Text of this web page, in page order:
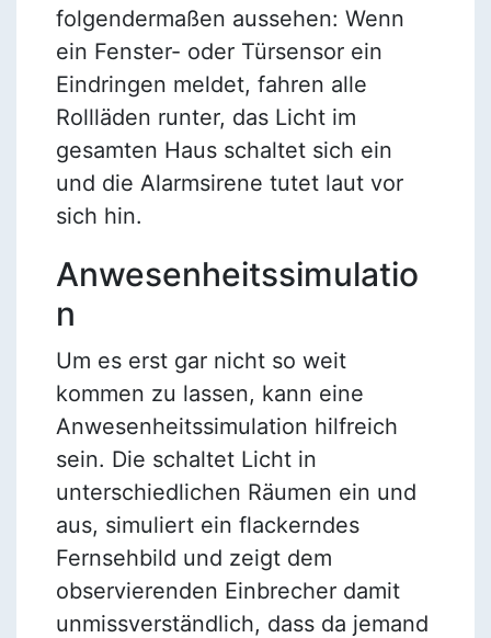
folgendermaßen aussehen: Wenn
ein Fenster- oder Türsensor ein
Eindringen meldet, fahren alle
Rollläden runter, das Licht im
gesamten Haus schaltet sich ein
und die Alarmsirene tutet laut vor
sich hin.
Anwesenheitssimulatio
n
Um es erst gar nicht so weit
kommen zu lassen, kann eine
Anwesenheitssimulation hilfreich
sein. Die schaltet Licht in
unterschiedlichen Räumen ein und
aus, simuliert ein flackerndes
Fernsehbild und zeigt dem
observierenden Einbrecher damit
unmissverständlich, dass da jemand